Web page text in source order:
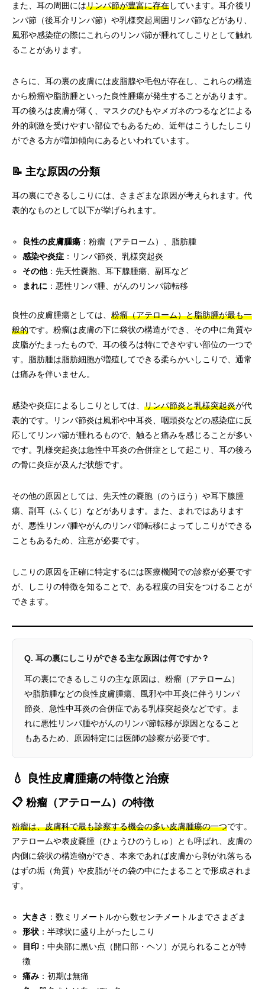
また、耳の周囲にはリンパ節が豊富に存在しています。耳介後リ
ンパ節（後耳介リンパ節）や乳様突起周囲リンパ節などがあり、
風邪や感染症の際にこれらのリンパ節が腫れてしこりとして触れ
ることがあります。
さらに、耳の裏の皮膚には皮脂腺や毛包が存在し、これらの構造
から粉瘤や脂肪腫といった良性腫瘍が発生することがあります。
耳の後ろは皮膚が薄く、マスクのひもやメガネのつるなどによる
外的刺激を受けやすい部位でもあるため、近年はこうしたしこり
ができる方が増加傾向にあるといわれています。
📝 主な原因の分類
耳の裏にできるしこりには、さまざまな原因が考えられます。代
表的なものとして以下が挙げられます。
良性の皮膚腫瘍 ：粉瘤（アテローム）、脂肪腫
感染や炎症 ：リンパ節炎、乳様突起炎
その他：先天性嚢胞、耳下腺腫瘍、副耳など
まれに ：悪性リンパ腫、がんのリンパ節転移
良性の皮膚腫瘍としては、 粉瘤（アテローム）と脂肪腫が最も一
般的です。粉瘤は皮膚の下に袋状の構造ができ、その中に角質や
皮脂がたまったもので、耳の後ろは特にできやすい部位の一つで
す。脂肪腫は脂肪細胞が増殖してできる柔らかいしこりで、通常
は痛みを伴いません。
感染や炎症によるしこりとしては、 リンパ節炎と乳様突起炎が代
表的です。リンパ節炎は風邪や中耳炎、咽頭炎などの感染症に反
応してリンパ節が腫れるもので、触ると痛みを感じることが多い
です。乳様突起炎は急性中耳炎の合併症として起こり、耳の後ろ
の骨に炎症が及んだ状態です。
その他の原因としては、先天性の嚢胞（のうほう）や耳下腺腫
瘍、副耳（ふくじ）などがあります。また、まれではあります
が、悪性リンパ腫やがんのリンパ節転移によってしこりができる
こともあるため、注意が必要です。
しこりの原因を正確に特定するには医療機関での診察が必要です
が、しこりの特徴を知ることで、ある程度の目安をつけることが
できます。
Q. 耳の裏にしこりができる主な原因は何ですか？
耳の裏にできるしこりの主な原因は、粉瘤（アテローム）
や脂肪腫などの良性皮膚腫瘍、風邪や中耳炎に伴うリンパ
節炎、急性中耳炎の合併症である乳様突起炎などです。ま
れに悪性リンパ腫やがんのリンパ節転移が原因となること
もあるため、原因特定には医師の診察が必要です。
💧 良性皮膚腫瘍の特徴と治療
📋 粉瘤（アテローム）の特徴
粉瘤は、皮膚科で最も診察する機会の多い皮膚腫瘍の一つです。
アテロームや表皮嚢腫（ひょうひのうしゅ）とも呼ばれ、皮膚の
内側に袋状の構造物ができ、本来であれば皮膚から剥がれ落ちる
はずの垢（角質）や皮脂がその袋の中にたまることで形成されま
す。
大きさ ：数ミリメートルから数センチメートルまでさまざま
形状 ：半球状に盛り上がったしこり
目印 ：中央部に黒い点（開口部・ヘソ）が見られることが特
徴
痛み ：初期は無痛